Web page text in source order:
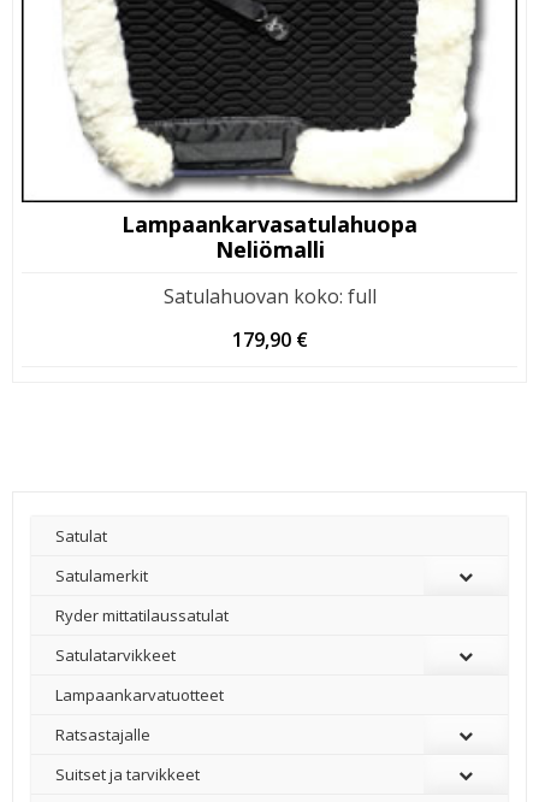
Lampaankarvasatulahuopa
Neliömalli
Satulahuovan koko: full
179,90 €
Satulat
Satulamerkit
Ryder mittatilaussatulat
Satulatarvikkeet
–
Lampaankarvatuotteet
Ratsastajalle
Suitset ja tarvikkeet